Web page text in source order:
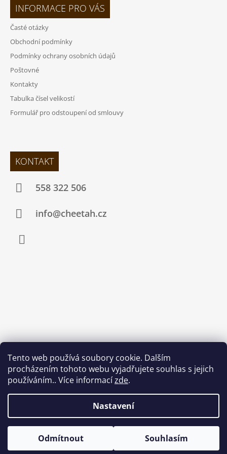
Tento web používá soubory cookie. Dalším
procházením tohoto webu vyjadřujete souhlas s jejich
používáním.. Více informacízde.
Nastavení
Odmítnout Souhlasím
INFORMACE PRO VÁS
Časté otázky
Obchodní podmínky
Podmínky ochrany osobních údajů
Poštovné
Kontakty
Tabulka čísel velikostí
Formulář pro odstoupení od smlouvy
KONTAKT
558 322 506
info@cheetah.cz
Vytvořil Shoptet
© 2026 Egepard.cz. Všechna práva vyhrazena.
VŠECHNY SANDÁLY LESTA • Použijte slevový kód:LESTA•